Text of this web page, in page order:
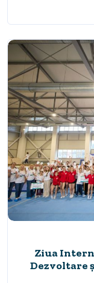
Ziua
Dezvoltare